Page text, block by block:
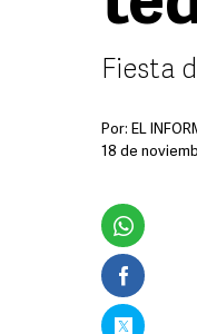
Fiesta
Por: EL
18 de